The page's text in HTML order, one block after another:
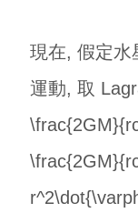
現在, 假定水
運動, 取